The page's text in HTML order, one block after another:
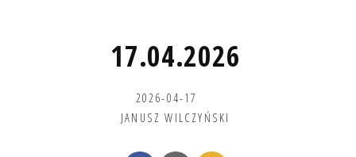
17.04.2026
2026-04-17
JANUSZ WILCZYŃSKI